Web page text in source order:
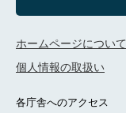
各庁舎へのアクセス
ホームページについて
個人情報の取扱い